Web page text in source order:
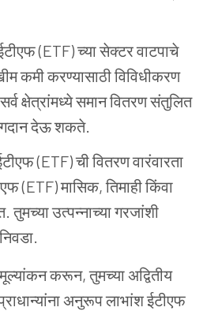
(ETF) च्यासेक्टरवाटपाचे
कमीकरण्यासाठीविविधीकरण
सर्वक्षेत्रांमध्येसमानवितरणसंतुलित
देऊशकते.
(ETF) चीवितरणवारंवारता
(ETF) मासिक, तिमाहीकिंवा
तुमच्याउत्पन्नाच्यागरजांशी
निवडा.
मूल्यांकनकरून, तुमच्याअद्वितीय
अनुरूपलाभांशईटीएफ